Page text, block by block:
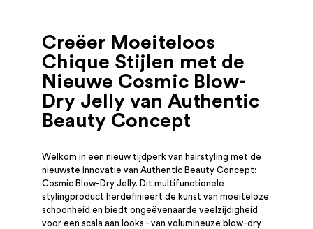
Creëer Moeiteloos
Chique Stijlen met de
Nieuwe Cosmic Blow-
Dry Jelly van Authentic
Beauty Concept
Welkom in een nieuw tijdperk van hairstyling met de
nieuwste innovatie van Authentic Beauty Concept:
Cosmic Blow-Dry Jelly. Dit multifunctionele
stylingproduct herdefinieert de kunst van moeiteloze
schoonheid en biedt ongeëvenaarde veelzijdigheid
voor een scala aan looks - van volumineuze blow-dry